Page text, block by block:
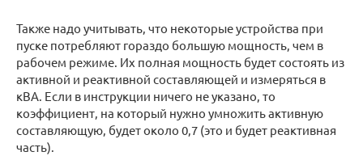
Также надо учитывать, что некоторые устройства при
пуске потребляют гораздо большую мощность, чем в
рабочем режиме. Их полная мощность будет состоять из
активной и реактивной составляющей и измеряться в
кВА. Если в инструкции ничего не указано, то
коэффициент, на который нужно умножить активную
составляющую, будет около 0,7 (это и будет реактивная
часть).